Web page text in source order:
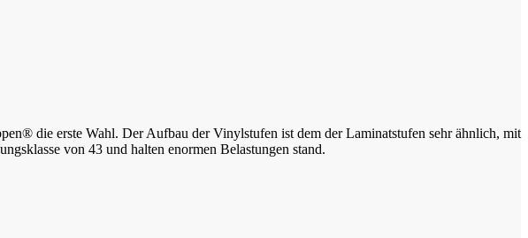
die erste Wahl. Der Aufbau der Vinylstufen ist dem der Laminatstufen sehr ähnlich, mit
von 43 und halten enormen Belastungen stand.